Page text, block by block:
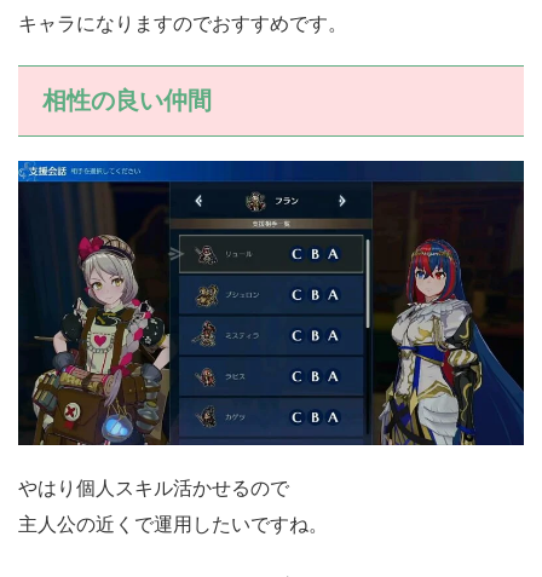
キャラになりますのでおすすめです。
相性の良い仲間
やはり個人スキル活かせるので
主人公の近くで運用したいですね。